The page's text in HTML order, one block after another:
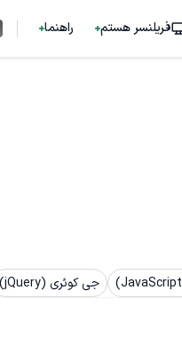
فریلنسر هستم راهنما
جی کوئری (jQuery)